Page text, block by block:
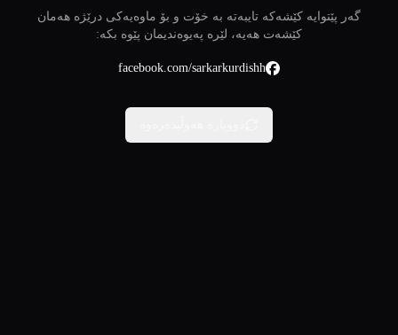
گەر پێتوایە کێشەکە تایبەتە بە خۆت و بۆ ماوەیەکی درێژە هەمان
کێشەت هەیە، لێرە پەیوەندیمان پێوە بکە:
facebook.com/sarkarkurdishh